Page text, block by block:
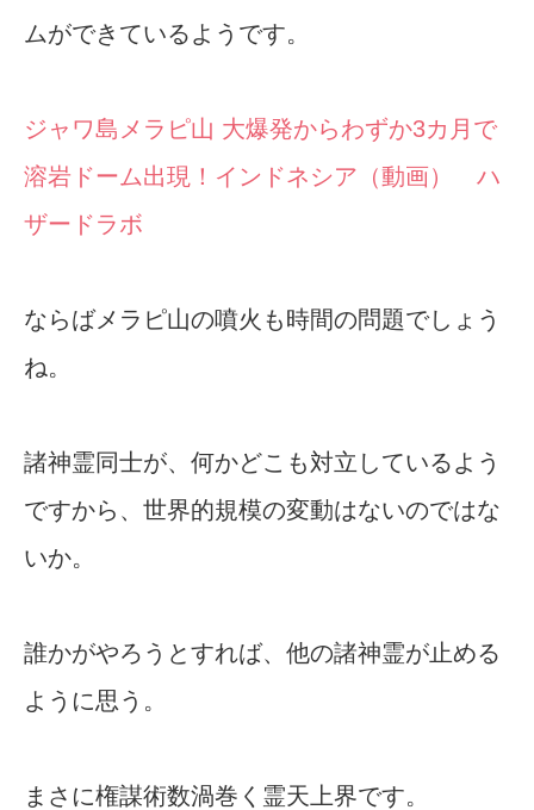
ムができているようです。
ジャワ島メラピ山 大爆発からわずか3カ月で
溶岩ドーム出現！インドネシア（動画） ハ
ザードラボ
ならばメラピ山の噴火も時間の問題でしょう
ね。
諸神霊同士が、何かどこも対立しているよう
ですから、世界的規模の変動はないのではな
いか。
誰かがやろうとすれば、他の諸神霊が止める
ように思う。
まさに権謀術数渦巻く霊天上界です。